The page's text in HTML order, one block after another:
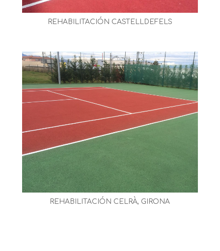
REHABILITACIÓN CASTELLDEFELS
REHABILITACIÓN CELRÀ, GIRONA